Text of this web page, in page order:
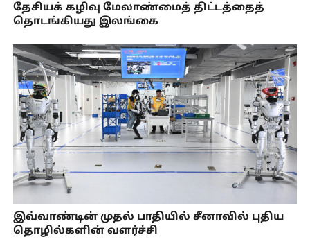
தேசியக் கழிவு மேலாண்மைத் திட்டத்தைத்
தொடங்கியது இலங்கை
இவ்வாண்டின் முதல் பாதியில் சீனாவில் புதிய
தொழில்களின் வளர்ச்சி